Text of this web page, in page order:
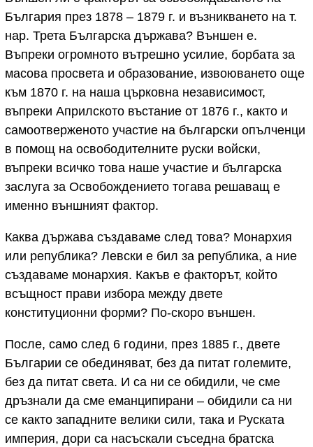
България през 1878 – 1879 г. и възникването на т.
нар. Трета Българска държава? Външен е.
Въпреки огромното вътрешно усилие, борбата за
масова просвета и образование, извоюването още
към 1870 г. на наша църковна независимост,
въпреки Априлското въстание от 1876 г., както и
самоотверженото участие на български опълченци
в помощ на освободителните руски войски,
въпреки всичко това наше участие и българска
заслуга за Освобождението тогава решаващ е
именно външният фактор.
Каква държава създаваме след това? Монархия
или република? Левски е бил за република, а ние
създаваме монархия. Какъв е факторът, който
всъщност прави избора между двете
конституционни форми? По-скоро външен.
После, само след 6 години, през 1885 г., двете
Българии се обединяват, без да питат големите,
без да питат света. И са ни се обидили, че сме
дръзнали да сме еманципирани – обидили са ни
се както западните велики сили, така и Руската
империя, дори са насъскали съседна братска